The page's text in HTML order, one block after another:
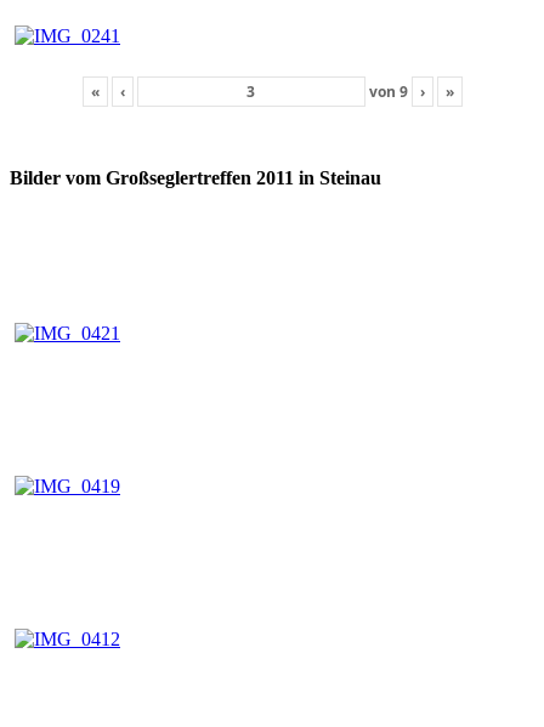
« ‹ von 9 › »
Bilder vom Großseglertreffen 2011 in Steinau